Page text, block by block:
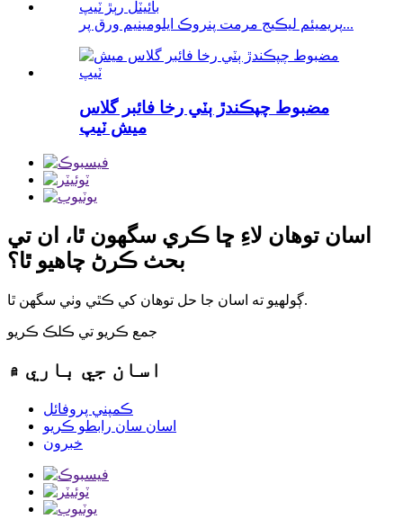
پريميئم ليڪيج مرمت پنروڪ ايلومينيم ورق پر...
مضبوط چپڪندڙ ٻٽي رخا فائبر گلاس
ميش ٽيپ
اسان توهان لاءِ ڇا ڪري سگهون ٿا، ان تي
بحث ڪرڻ چاهيو ٿا؟
ڳولهيو ته اسان جا حل توهان کي ڪٿي وٺي سگهن ٿا.
جمع ڪريو تي ڪلڪ ڪريو
اسان جي باري ۾
ڪمپني پروفائل
اسان سان رابطو ڪريو
خبرون